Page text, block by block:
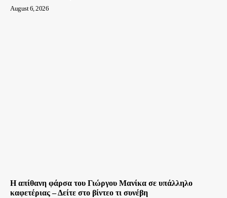
August 6, 2026
Η απίθανη φάρσα του Γιώργου Μανίκα σε υπάλληλο
καφετέριας – Δείτε στο βίντεο τι συνέβη